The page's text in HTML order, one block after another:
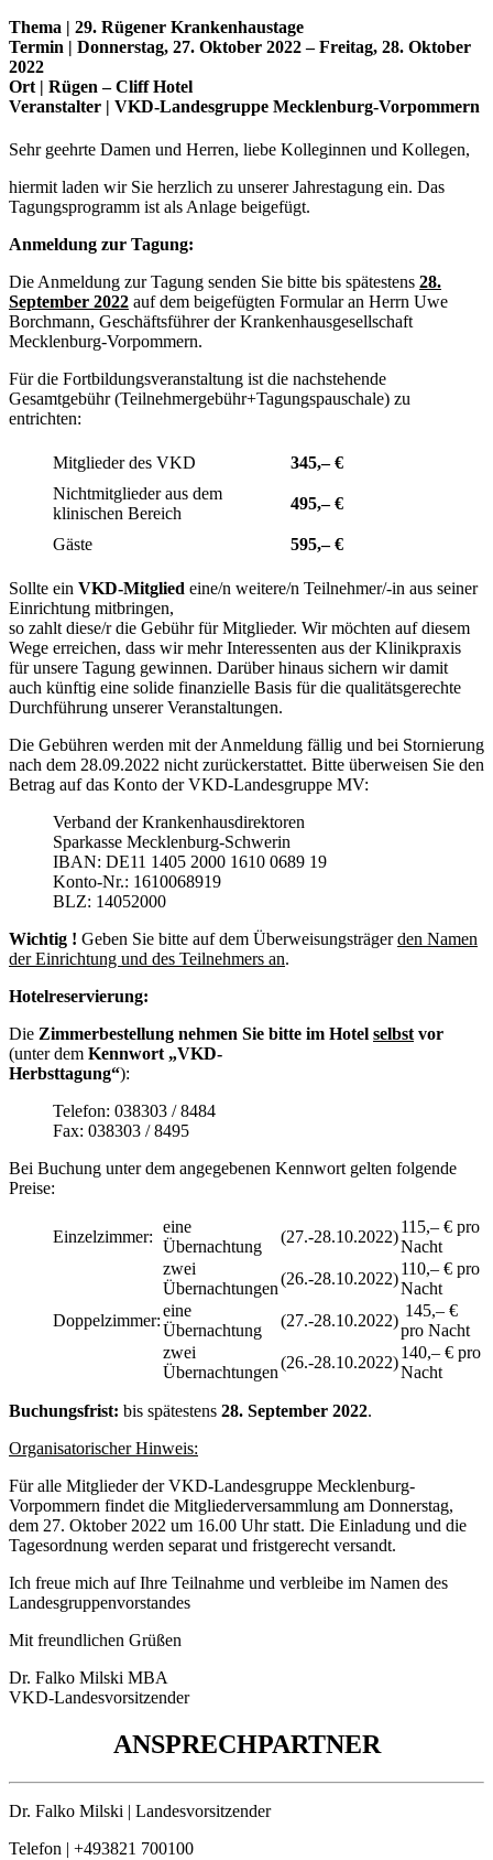
Thema | 29. Rügener Krankenhaustage
Termin | Donnerstag, 27. Oktober 2022 – Freitag, 28. Oktober
2022
Ort | Rügen – Cliff Hotel
Veranstalter | VKD-Landesgruppe Mecklenburg-Vorpommern
Sehr geehrte Damen und Herren, liebe Kolleginnen und Kollegen,
hiermit laden wir Sie herzlich zu unserer Jahrestagung ein. Das
Tagungsprogramm ist als Anlage beigefügt.
Anmeldung zur Tagung:
Die Anmeldung zur Tagung senden Sie bitte bis spätestens 28.
September 2022 auf dem beigefügten Formular an Herrn Uwe
Borchmann, Geschäftsführer der Krankenhausgesellschaft
Mecklenburg-Vorpommern.
Für die Fortbildungsveranstaltung ist die nachstehende
Gesamtgebühr (Teilnehmergebühr+Tagungspauschale) zu
entrichten:
Mitglieder des VKD
345,– €
Nichtmitglieder aus dem
klinischen Bereich
495,– €
Gäste 595,– €
Sollte ein VKD-Mitglied eine/n weitere/n Teilnehmer/-in aus seiner
Einrichtung mitbringen,
so zahlt diese/r die Gebühr für Mitglieder. Wir möchten auf diesem
Wege erreichen, dass wir mehr Interessenten aus der Klinikpraxis
für unsere Tagung gewinnen. Darüber hinaus sichern wir damit
auch künftig eine solide finanzielle Basis für die qualitätsgerechte
Durchführung unserer Veranstaltungen.
Die Gebühren werden mit der Anmeldung fällig und bei Stornierung
nach dem 28.09.2022 nicht zurückerstattet. Bitte überweisen Sie den
Betrag auf das Konto der VKD-Landesgruppe MV:
Verband der Krankenhausdirektoren
Sparkasse Mecklenburg-Schwerin
IBAN: DE11 1405 2000 1610 0689 19
Konto-Nr.: 1610068919
BLZ: 14052000
Wichtig ! Geben Sie bitte auf dem Überweisungsträgerden Namen
der Einrichtung und des Teilnehmers an.
Hotelreservierung:
Die Zimmerbestellung nehmen Sie bitte im Hotel selbstvor
(unter dem Kennwort „VKD-
Herbsttagung“):
Telefon: 038303 / 8484
Fax: 038303 / 8495
Bei Buchung unter dem angegebenen Kennwort gelten folgende
Preise:
Einzelzimmer:
eine
Übernachtung
(27.-28.10.2022)
115,– € pro
Nacht
zwei
Übernachtungen
(26.-28.10.2022)
110,– € pro
Nacht
Doppelzimmer:
eine
Übernachtung
(27.-28.10.2022)
145,– €
pro Nacht
zwei
Übernachtungen
(26.-28.10.2022)
140,– € pro
Nacht
Buchungsfrist: bis spätestens 28. September 2022.
Organisatorischer Hinweis:
Für alle Mitglieder der VKD-Landesgruppe Mecklenburg-
Vorpommern findet die Mitgliederversammlung am Donnerstag,
dem 27. Oktober 2022 um 16.00 Uhr statt. Die Einladung und die
Tagesordnung werden separat und fristgerecht versandt.
Ich freue mich auf Ihre Teilnahme und verbleibe im Namen des
Landesgruppenvorstandes
Mit freundlichen Grüßen
Dr. Falko Milski MBA
VKD-Landesvorsitzender
ANSPRECHPARTNER
Dr. Falko Milski | Landesvorsitzender
Telefon | +493821 700100